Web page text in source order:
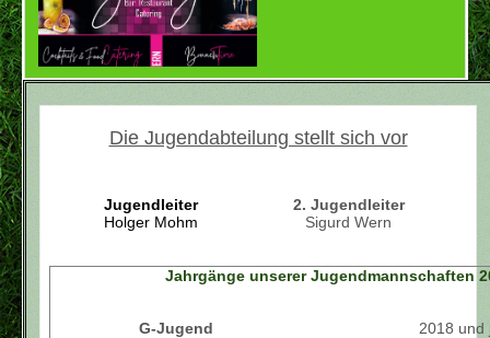
Die Jugendabteilung stellt sich vor
Jugendleiter
Holger Mohm
2. Jugendleiter
Sigurd Wern
Jahrgänge unserer Jugendmannschaften
G-Jugend
2018 und